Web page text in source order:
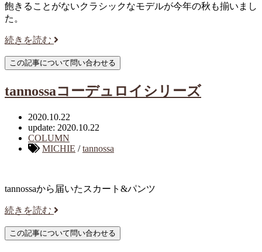
飽きることがないクラシックなモデルが今年の秋も揃いまし
た。
続きを読む
tannossaコーデュロイシリーズ
2020.10.22
update: 2020.10.22
COLUMN
MICHIE /tannossa
tannossaから届いたスカート&パンツ
続きを読む